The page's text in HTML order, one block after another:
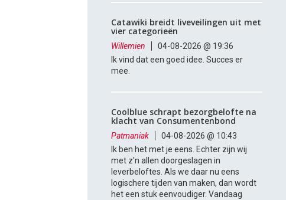
Catawiki breidt liveveilingen uit met
vier categorieën
Willemien
04-08-2026 @ 19:36
Ik vind dat een goed idee. Succes er
mee.
Coolblue schrapt bezorgbelofte na
klacht van Consumentenbond
Patmaniak
04-08-2026 @ 10:43
Ik ben het met je eens. Echter zijn wij
met z'n allen doorgeslagen in
leverbeloftes. Als we daar nu eens
logischere tijden van maken, dan wordt
het een stuk eenvoudiger. Vandaag